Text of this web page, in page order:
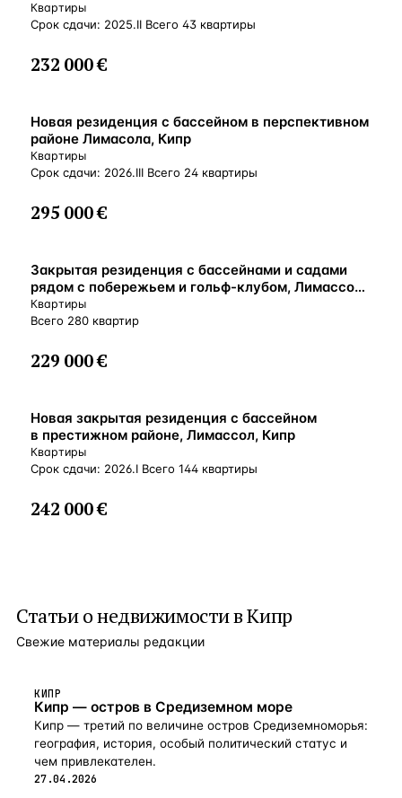
Квартиры
Срок сдачи: 2025.II Всего 43 квартиры
232 000 €
ВНЖ
Новая резиденция с бассейном в перспективном
районе Лимасола, Кипр
Квартиры
Срок сдачи: 2026.III Всего 24 квартиры
295 000 €
ВНЖ
Закрытая резиденция с бассейнами и садами
рядом с побережьем и гольф-клубом, Лимассол,
Кипр
Квартиры
Всего 280 квартир
229 000 €
ВНЖ
Новая закрытая резиденция с бассейном
в престижном районе, Лимассол, Кипр
Квартиры
Срок сдачи: 2026.I Всего 144 квартиры
242 000 €
Статьи онедвижимости в Кипр
Свежие материалы редакции
КИПР
Кипр — остров в Средиземном море
Кипр — третий по величине остров Средиземноморья:
география, история, особый политический статус и
чем привлекателен.
27.04.2026